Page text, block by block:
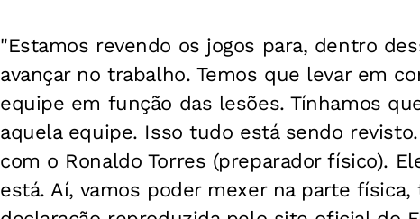
"Estamos revendo os jogos para, dentro
avançar no trabalho. Temos que levar em
equipe em função das lesões. Tínhamos
aquela equipe. Isso tudo está sendo
com o Ronaldo Torres (preparador físico).
está. Aí, vamos poder mexer na parte